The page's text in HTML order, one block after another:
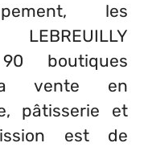
les
boutiques
vente en
pâtisserie et
est de